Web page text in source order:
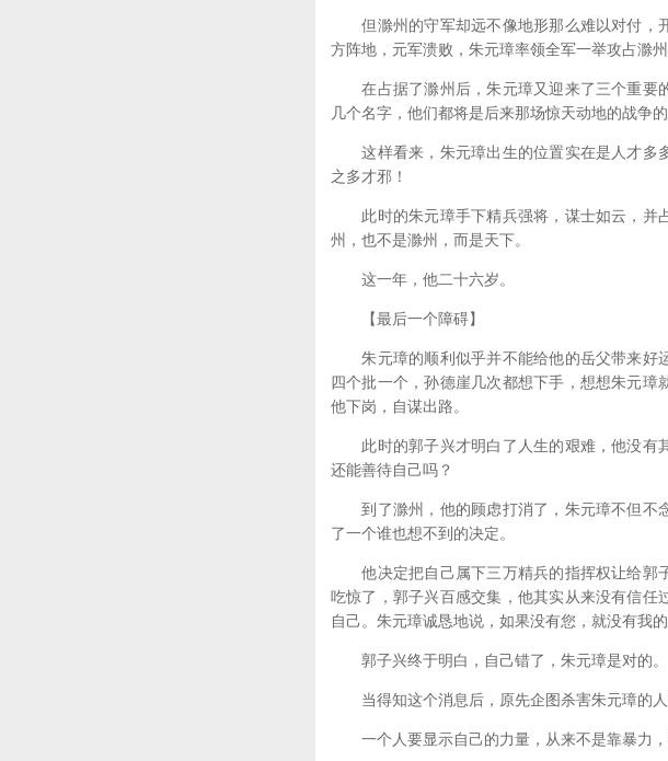
但滁州的守军却远不像地形那么难以对付，
方阵地，元军溃败，朱元璋率领全军一举攻占滁州
在占据了滁州后，朱元璋又迎来了三个重要
几个名字，他们都将是后来那场惊天动地的战争的
这样看来，朱元璋出生的位置实在是人才多
之多才邪！
此时的朱元璋手下精兵强将，谋士如云，并
州，也不是滁州，而是天下。
这一年，他二十六岁。
【最后一个障碍】
朱元璋的顺利似乎并不能给他的岳父带来好
四个批一个，孙德崖几次都想下手，想想朱元
他下岗，自谋出路。
此时的郭子兴才明白了人生的艰难，他没有
还能善待自己吗？
到了滁州，他的顾虑打消了，朱元璋不但不
了一个谁也想不到的决定。
他决定把自己属下三万精兵的指挥权让给郭
吃惊了，郭子兴百感交集，他其实从来没有信
自己。朱元璋诚恳地说，如果没有您，就没有我
郭子兴终于明白，自己错了，朱元璋是对的。
当得知这个消息后，原先企图杀害朱元璋的人
一个人要显示自己的力量，从来不是靠暴力，